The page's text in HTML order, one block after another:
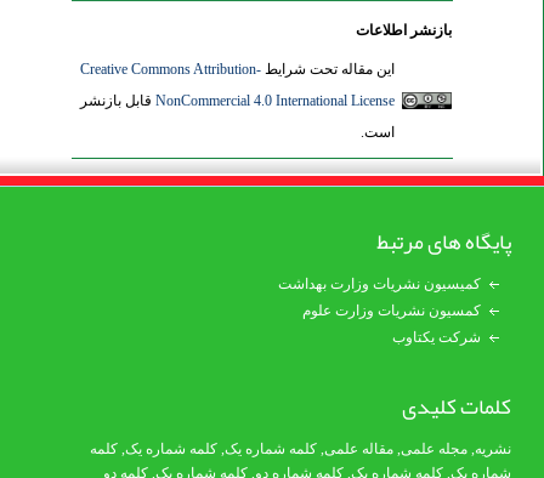
بازنشر اطلاعات
این مقاله تحت شرایطCreative Commons Attribution-
NonCommercial 4.0 International Licenseقابل بازنشر
است.
پایگاه های مرتبط
کمیسیون نشریات وزارت بهداشت
کمسیون نشریات وزارت علوم
شرکت یکتاوب
کلمات کلیدی
نشریه ,مجله علمی,مقاله علمی,کلمه شماره یک, کلمه شماره یک,کلمه
شماره یک,کلمه شماره یک, کلمه شماره دو, کلمه شماره یک,کلمه دو